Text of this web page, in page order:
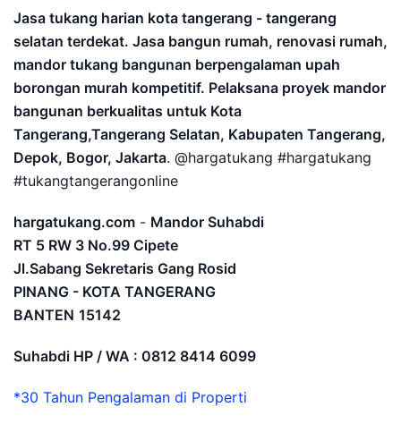
Jasa tukang harian kota tangerang - tangerang
selatan terdekat. Jasa bangun rumah, renovasi rumah,
mandor tukang bangunan berpengalaman upah
borongan murah kompetitif. Pelaksana proyek mandor
bangunan berkualitas untuk Kota
Tangerang,Tangerang Selatan, Kabupaten Tangerang,
Depok, Bogor, Jakarta. @hargatukang #hargatukang
#tukangtangerangonline
hargatukang.com - Mandor Suhabdi
RT 5 RW 3 No.99 Cipete
Jl.Sabang Sekretaris Gang Rosid
PINANG - KOTA TANGERANG
BANTEN 15142
Suhabdi HP / WA : 0812 8414 6099
*30 Tahun Pengalaman di Properti